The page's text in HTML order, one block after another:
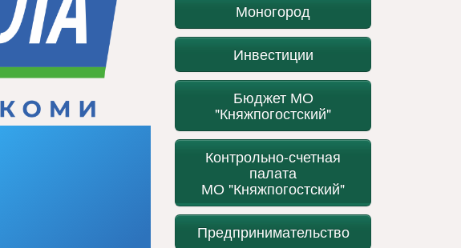
Моногород
Инвестиции
Бюджет МО
"Княжпогостский"
Контрольно-счетная
палата
МО "Княжпогостский"
Предпринимательство